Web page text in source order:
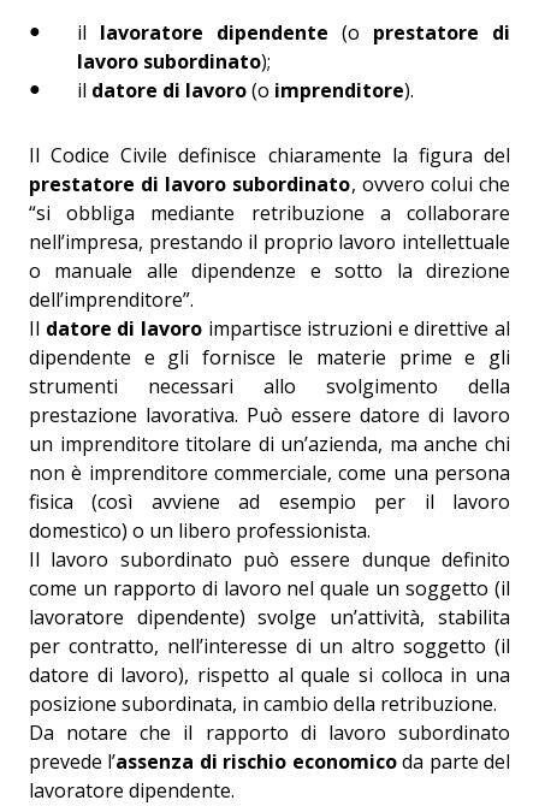
il lavoratore dipendente (o prestatore di
lavoro subordinato);
il datore di lavoro(o imprenditore).
Il Codice Civile definisce chiaramente la figura del
prestatore di lavoro subordinato, ovvero colui che
“si obbliga mediante retribuzione a collaborare
nell’impresa, prestando il proprio lavoro intellettuale
o manuale alle dipendenze e sotto la direzione
dell’imprenditore”.
Il datore di lavoroimpartisce istruzioni e direttive al
dipendente e gli fornisce le materie prime e gli
strumenti necessari allo svolgimento della
prestazione lavorativa. Può essere datore di lavoro
un imprenditore titolare di un’azienda, ma anche chi
non è imprenditore commerciale, come una persona
fisica (così avviene ad esempio per il lavoro
domestico) o un libero professionista.
Il lavoro subordinato può essere dunque definito
come un rapporto di lavoro nel quale un soggetto (il
lavoratore dipendente) svolge un’attività, stabilita
per contratto, nell’interesse di un altro soggetto (il
datore di lavoro), rispetto al quale si colloca in una
posizione subordinata, in cambio della retribuzione.
Da notare che il rapporto di lavoro subordinato
prevede l’assenza di rischio economicoda parte del
lavoratore dipendente.